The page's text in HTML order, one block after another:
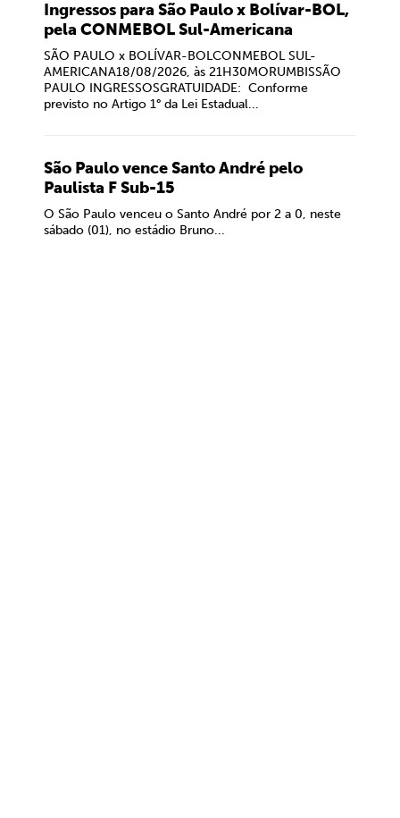
Ingressos para São Paulo x Bolívar-BOL,
pela CONMEBOL Sul-Americana
SÃO PAULO x BOLÍVAR-BOLCONMEBOL SUL-
AMERICANA18/08/2026, às 21H30MORUMBISSÃO
PAULO INGRESSOSGRATUIDADE: Conforme
previsto no Artigo 1° da Lei Estadual...
São Paulo vence Santo André pelo
Paulista F Sub-15
O São Paulo venceu o Santo André por 2 a 0, neste
sábado (01), no estádio Bruno...